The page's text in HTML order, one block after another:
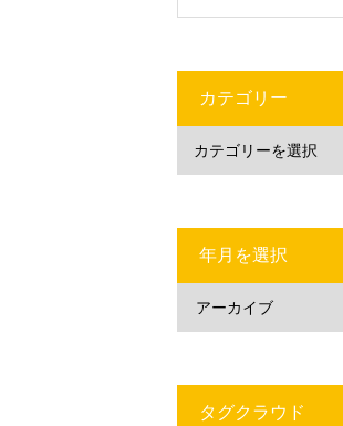
カテゴリー
年月を選択
タグクラウド